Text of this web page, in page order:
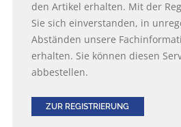
den Artikel erhalten. Mit der
Sie sich einverstanden, in
Abständen unsere
erhalten. Sie können diesen
abbestellen.
ZUR REGISTRIERUNG